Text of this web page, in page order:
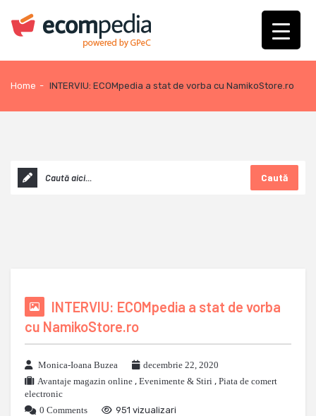
Home - INTERVIU: ECOMpedia a stat de vorba cu NamikoStore.ro
Caută
INTERVIU: ECOMpedia a stat de vorba
cu NamikoStore.ro
Monica-Ioana Buzea
decembrie 22, 2020
Avantaje magazin online , Evenimente & Stiri , Piata de comert
electronic
0 Comments
951 vizualizari